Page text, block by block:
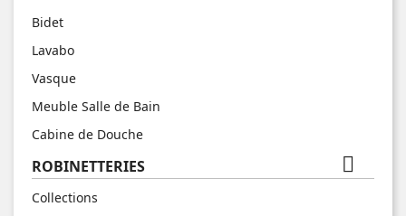
Bidet
Lavabo
Vasque
Meuble Salle de Bain
Cabine de Douche
ROBINETTERIES 
Collections